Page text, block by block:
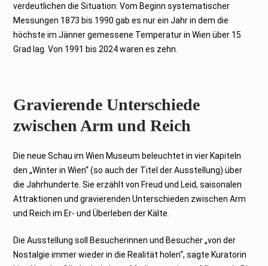
verdeutlichen die Situation: Vom Beginn systematischer
Messungen 1873 bis 1990 gab es nur ein Jahr in dem die
höchste im Jänner gemessene Temperatur in Wien über 15
Grad lag. Von 1991 bis 2024 waren es zehn.
Gravierende Unterschiede
zwischen Arm und Reich
Die neue Schau im Wien Museum beleuchtet in vier Kapiteln
den „Winter in Wien“ (so auch der Titel der Ausstellung) über
die Jahrhunderte. Sie erzählt von Freud und Leid, saisonalen
Attraktionen und gravierenden Unterschieden zwischen Arm
und Reich im Er- und Überleben der Kälte.
Die Ausstellung soll Besucherinnen und Besucher „von der
Nostalgie immer wieder in die Realität holen“, sagte Kuratorin